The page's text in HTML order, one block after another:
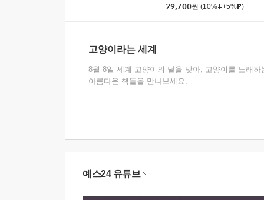
29,700원 (10% +5% )
고양이라는 세계
8월 8일 세계 고양이의 날을 맞아, 고양이를 노래하
아름다운 책들을 만나보세요.
예스24 유튜브